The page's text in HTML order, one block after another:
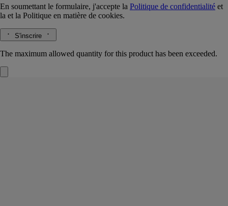
En soumettant le formulaire, j'accepte la Politique de confidentialité et
la et la Politique en matière de cookies.
S'inscrire
The maximum allowed quantity for this product has been exceeded.